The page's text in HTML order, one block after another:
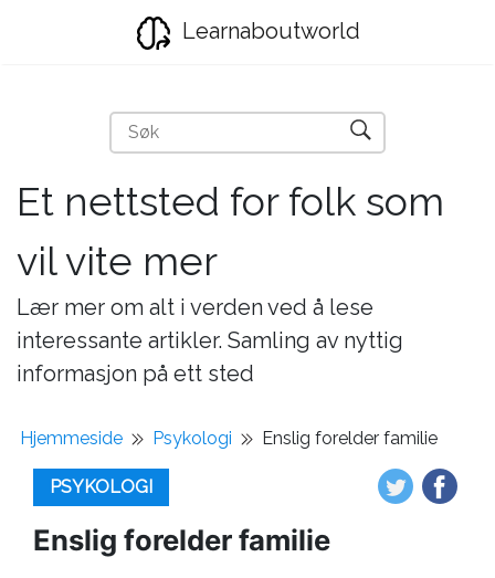
Learnaboutworld
Et nettsted for folk som
vil vite mer
Lær mer om alt i verden ved å lese
interessante artikler. Samling av nyttig
informasjon på ett sted
Hjemmeside Psykologi Enslig forelder familie
PSYKOLOGI
Enslig forelder familie